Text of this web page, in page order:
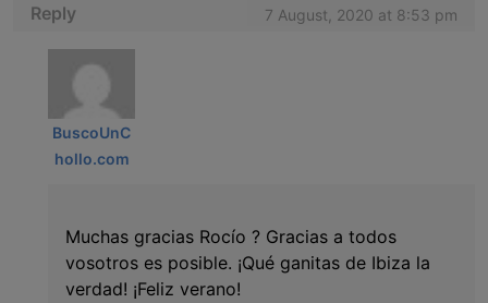
7 August, 2020 at 8:53 pm
Reply
BuscoUnC
hollo.com
Muchas gracias Rocío ? Gracias a todos
vosotros es posible. ¡Qué ganitas de Ibiza la
verdad! ¡Feliz verano!